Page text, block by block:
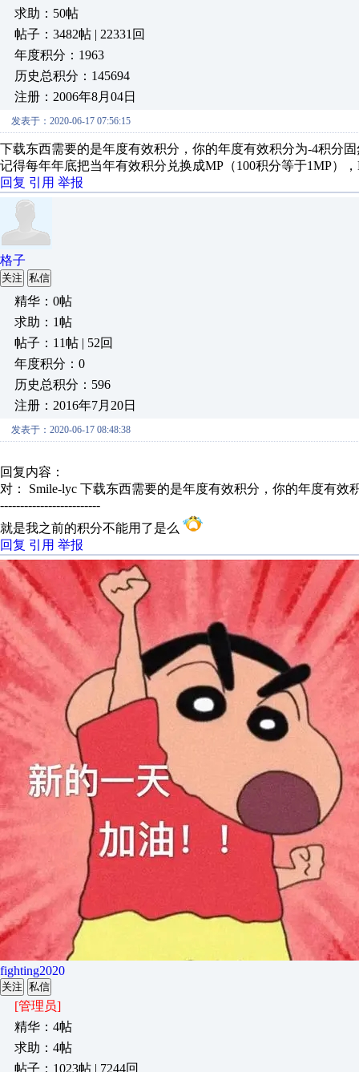
求助：50帖
帖子：3482帖 | 22331回
年度积分：1963
历史总积分：145694
注册：2006年8月04日
发表于：2020-06-17 07:56:15
下载东西需要的是年度有效积分，你的年度有效积分为-4积分
记得每年年底把当年有效积分兑换成MP（100积分等于1MP）
回复 引用 举报
格子
关注 私信
精华：0帖
求助：1帖
帖子：11帖 | 52回
年度积分：0
历史总积分：596
注册：2016年7月20日
发表于：2020-06-17 08:48:38
回复内容：
对： Smile-lyc 下载东西需要的是年度有效积分，你的年度有效
-------------------------
就是我之前的积分不能用了是么
回复 引用 举报
fighting2020
关注 私信
[管理员]
精华：4帖
求助：4帖
帖子：1023帖 | 7244回